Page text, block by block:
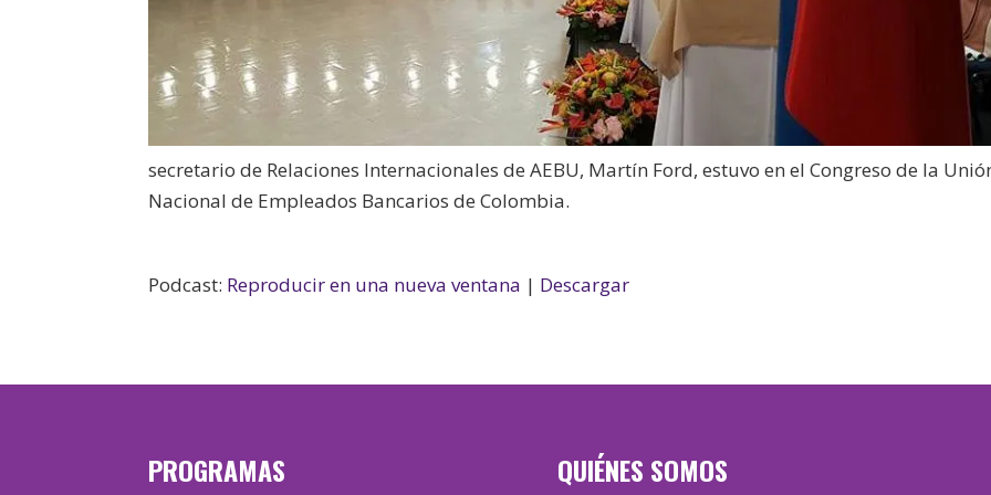
secretario de Relaciones Internacionales de AEBU, Martín Ford, estuvo en el Congreso de la
Nacional de Empleados Bancarios de Colombia.
Podcast: Reproducir en una nueva ventana | Descargar
PROGRAMAS QUIÉNES SOMOS